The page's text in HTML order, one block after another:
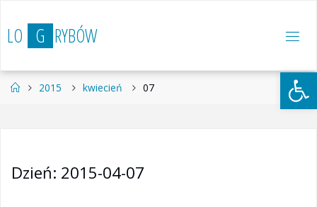
do
treści
LO G RYBÓW
Strona2015 kwiecień 07
Dzień: 2015-04-07